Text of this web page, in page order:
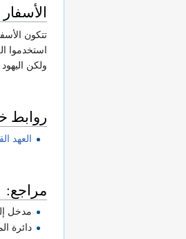
الأسفار
استخدموا
ولكن
روابط
العهد
مراجع:
مدخل
دائرة